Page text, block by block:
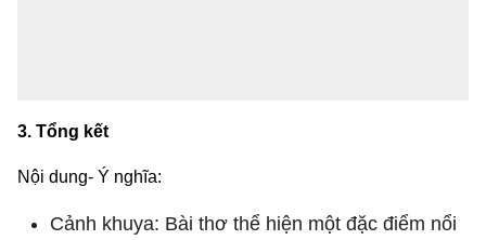
3. Tổng kết
Nội dung- Ý nghĩa:
Cảnh khuya: Bài thơ thể hiện một đặc điểm nổi